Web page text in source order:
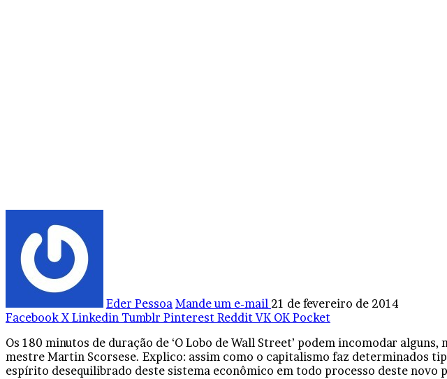
Eder Pessoa Mande um e-mail 21 de fevereiro de 2014
Facebook X Linkedin Tumblr Pinterest Reddit VK OK Pocket
Os 180 minutos de duração de ‘O Lobo de Wall Street’ podem incomodar
mestre Martin Scorsese. Explico: assim como o capitalismo faz determinados
espírito desequilibrado deste sistema econômico em todo processo deste novo